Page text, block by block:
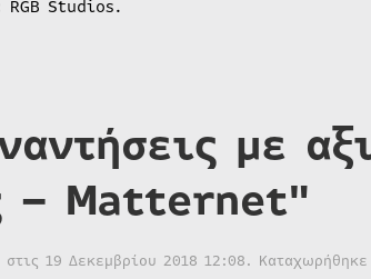
RGB Studios.
με
– Matternet"
στις 19 Δεκεμβρίου 2018 12:08. Καταχωρήθηκε